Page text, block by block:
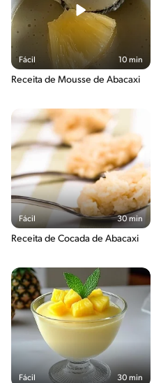
Fácil 10 min
Receita de Mousse de Abacaxi
Fácil 30 min
Receita de Cocada de Abacaxi
Fácil 30 min